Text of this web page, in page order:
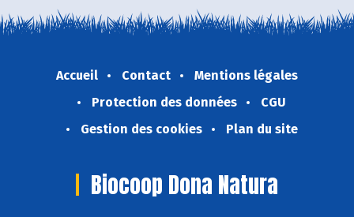
Accueil Contact
Mentions légales
Protection des données
CGU
Gestion des cookies
Plan du site
Biocoop Dona Natura